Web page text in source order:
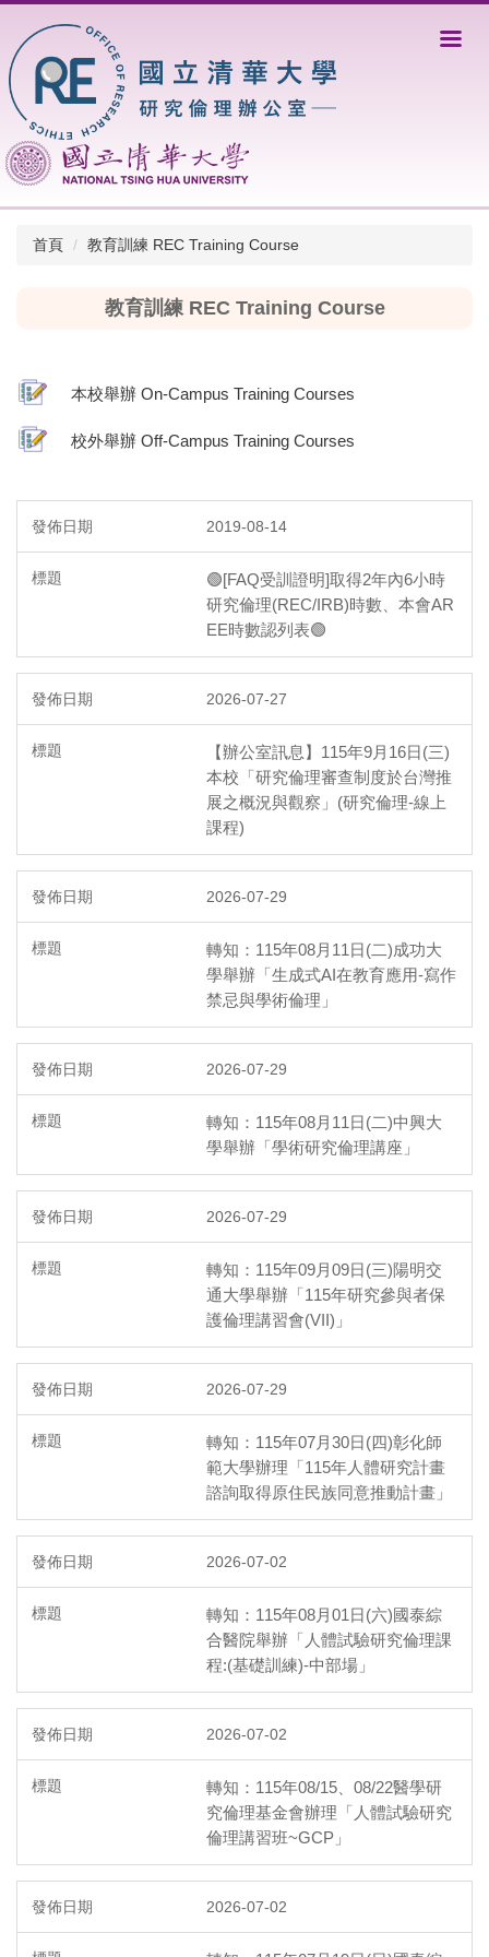
到
主
要
內
區
首頁 教育訓練 REC Training Course
教育訓練 REC Training Course
本校舉辦 On-Campus Training Courses
校外舉辦 Off-Campus Training Courses
2019-08-14
🟢[FAQ受訓證明]取得2年內6小時
研究倫理(REC/IRB)時數、本會AR
EE時數認列表🟢
2026-07-27
【辦公室訊息】115年9月16日(三)
本校「研究倫理審查制度於台灣推
展之概況與觀察」(研究倫理-線上
課程)
2026-07-29
轉知：115年08月11日(二)成功大
學舉辦「生成式AI在教育應用-寫作
禁忌與學術倫理」
2026-07-29
轉知：115年08月11日(二)中興大
學舉辦「學術研究倫理講座」
2026-07-29
轉知：115年09月09日(三)陽明交
通大學舉辦「115年研究參與者保
護倫理講習會(VII)」
2026-07-29
轉知：115年07月30日(四)彰化師
範大學辦理「115年人體研究計畫
諮詢取得原住民族同意推動計畫」
2026-07-02
轉知：115年08月01日(六)國泰綜
合醫院舉辦「人體試驗研究倫理課
程:(基礎訓練)-中部場」
2026-07-02
轉知：115年08/15、08/22醫學研
究倫理基金會辦理「人體試驗研究
倫理講習班~GCP」
2026-07-02